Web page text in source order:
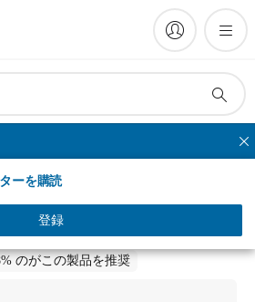
ーを購読
登録
のがこの製品を推奨